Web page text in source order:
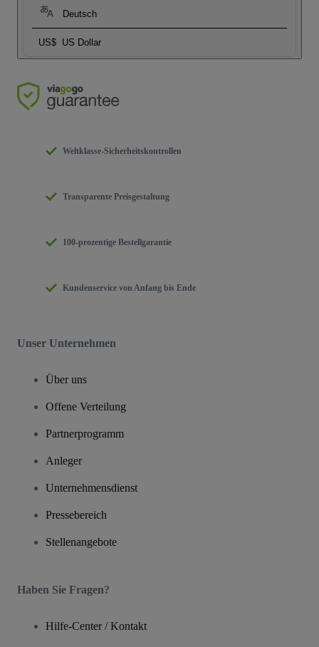
Deutsch
US$ US Dollar
Weltklasse-Sicherheitskontrollen
Transparente Preisgestaltung
100-prozentige Bestellgarantie
Kundenservice von Anfang bis Ende
Unser Unternehmen
Über uns
Offene Verteilung
Partnerprogramm
Anleger
Unternehmensdienst
Pressebereich
Stellenangebote
Haben Sie Fragen?
Hilfe-Center / Kontakt